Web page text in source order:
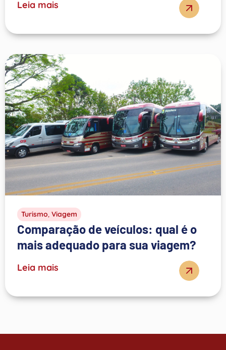
Leia mais
Turismo Viagem
Comparação de veículos: qual é o
mais adequado para sua viagem?
Leia mais